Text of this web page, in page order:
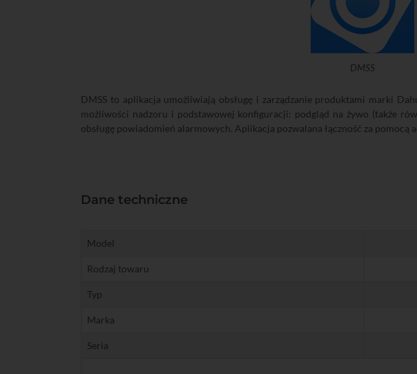
DMSS
DMSS to aplikacja umożliwiają obsługę i zarządzanie produktami marki
możliwości nadzoru i podstawowej konfiguracji: podgląd na żywo (także
obsługę powiadomień alarmowych. Aplikacja pozwalana łączność za pomocą
Dane techniczne
Model
Rodzaj towaru
Typ
Marka
Seria